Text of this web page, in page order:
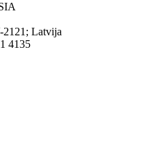
; Latvija
4135